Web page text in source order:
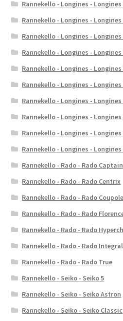
Rannekello - Longines -
Rannekello - Longines -
Rannekello - Longines -
Rannekello - Longines -
Rannekello - Longines -
Rannekello - Longines -
Rannekello - Longines - Longines
Rannekello - Longines -
Rannekello - Longines -
Rannekello - Longines -
Rannekello - Rado - Rado
Rannekello - Rado - Rado Centrix
Rannekello - Rado - Rado Coupole
Rannekello - Rado - Rado
Rannekello - Rado - Rado
Rannekello - Rado - Rado Integral
Rannekello - Rado - Rado True
Rannekello - Seiko - Seiko 5
Rannekello - Seiko - Seiko Astron
Rannekello - Seiko - Seiko Classic